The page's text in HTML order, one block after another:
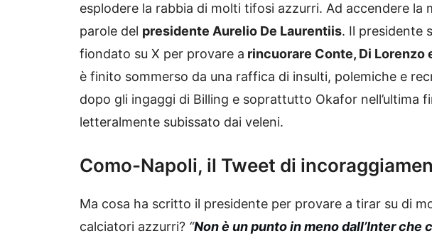
esplodere la rabbia di molti tifosi azzurri. Ad accendere la
parole del presidente Aurelio De Laurentiis. Il presidente
fiondato su X per provare a rincuorare Conte, Di
è finito sommerso da una raffica di insulti, polemiche e
dopo gli ingaggi di Billing e soprattutto Okafor nell’ultima
letteralmente subissato dai veleni.
Como-Napoli, il Tweet di
Ma cosa ha scritto il presidente per provare a tirar su di
calciatori azzurri? “Non è un punto in meno dall’Inter che